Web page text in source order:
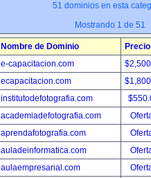
51 dominios en esta
Mostrando 1 de 51
Nombre de Dominio
Precio
e-capacitacion.com
ecapacitacion.com
institutodefotografia.com
academiadefotografia.com
aprendafotografia.com
auladeinformatica.com
aulaempresarial.com